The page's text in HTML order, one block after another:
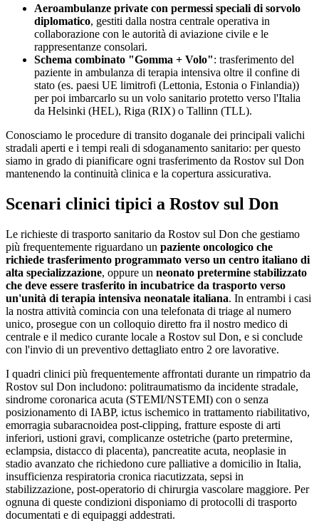
Aeroambulanze private con permessi speciali di sorvolo
diplomatico, gestiti dalla nostra centrale operativa in
collaborazione con le autorità di aviazione civile e le
rappresentanze consolari.
Schema combinato "Gomma + Volo": trasferimento del
paziente in ambulanza di terapia intensiva oltre il confine di
stato (es. paesi UE limitrofi (Lettonia, Estonia o Finlandia))
per poi imbarcarlo su un volo sanitario protetto verso l'Italia
da Helsinki (HEL), Riga (RIX) o Tallinn (TLL).
Conosciamo le procedure di transito doganale dei principali valichi
stradali aperti e i tempi reali di sdoganamento sanitario: per questo
siamo in grado di pianificare ogni trasferimento da Rostov sul Don
mantenendo la continuità clinica e la copertura assicurativa.
Scenari clinici tipici a Rostov sul Don
Le richieste di trasporto sanitario da Rostov sul Don che gestiamo
più frequentemente riguardano un paziente oncologico che
richiede trasferimento programmato verso un centro italiano di
alta specializzazione, oppure un neonato pretermine stabilizzato
che deve essere trasferito in incubatrice da trasporto verso
un'unità di terapia intensiva neonatale italiana. In entrambi i casi
la nostra attività comincia con una telefonata di triage al numero
unico, prosegue con un colloquio diretto fra il nostro medico di
centrale e il medico curante locale a Rostov sul Don, e si conclude
con l'invio di un preventivo dettagliato entro 2 ore lavorative.
I quadri clinici più frequentemente affrontati durante un rimpatrio da
Rostov sul Don includono: politraumatismo da incidente stradale,
sindrome coronarica acuta (STEMI/NSTEMI) con o senza
posizionamento di IABP, ictus ischemico in trattamento riabilitativo,
emorragia subaracnoidea post-clipping, fratture esposte di arti
inferiori, ustioni gravi, complicanze ostetriche (parto pretermine,
eclampsia, distacco di placenta), pancreatite acuta, neoplasie in
stadio avanzato che richiedono cure palliative a domicilio in Italia,
insufficienza respiratoria cronica riacutizzata, sepsi in
stabilizzazione, post-operatorio di chirurgia vascolare maggiore. Per
ognuna di queste condizioni disponiamo di protocolli di trasporto
documentati e di equipaggi addestrati.